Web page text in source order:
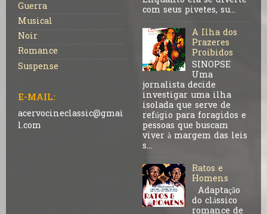
Guerra
Musical
Noir
Romance
Suspense
E-MAIL:
acervocineclassic@gmai
l.com
com seus pivetes, su...
A Ilha dos
Prazeres
Proibidos
SINOPSE
Uma
jornalista decide
investigar uma ilha
isolada que serve de
refúgio para foragidos e
pessoas que buscam
viver à margem das leis
s...
Ratos e
Homens
Adaptação
do clássico
romance de